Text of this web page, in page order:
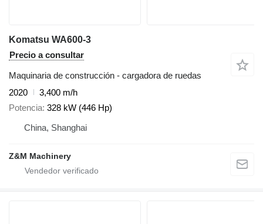
Komatsu WA600-3
Precio a consultar
Maquinaria de construcción - cargadora de ruedas
2020
3,400 m/h
Potencia 328 kW (446 Hp)
China, Shanghai
Z&M Machinery